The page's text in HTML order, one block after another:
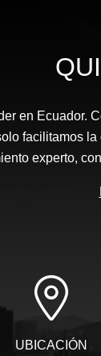
en Ecuador.
facilitamos
experto,
UBICACIÓN